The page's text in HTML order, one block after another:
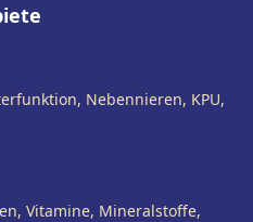
Nebennieren, KPU,
Vitamine, Mineralstoffe,